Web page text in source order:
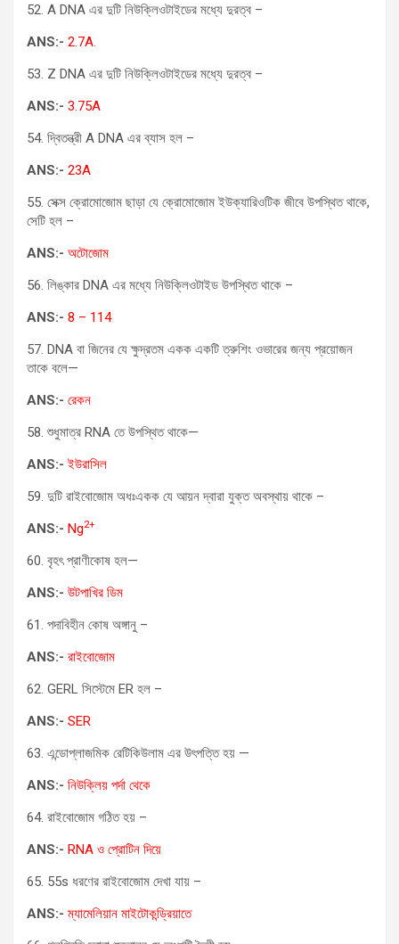
52. A DNA এর দুটি নিউক্লিওটাইডের মধ্যে দুরত্ব –
ANS:- 2.7A.
53. Z DNA এর দুটি নিউক্লিওটাইডের মধ্যে দুরত্ব –
ANS:- 3.75A
54. দ্বিতন্ত্রী A DNA এর ব্যাস হল –
ANS:- 23A
55. সেক্স ক্রোমোজোম ছাড়া যে ক্রোমোজোম ইউক্যারিওটিক জীবে উপস্থিত থাকে,
সেটি হল –
ANS:- অটোজোম
56. লিঙ্কার DNA এর মধ্যে নিউক্লিওটাইড উপস্থিত থাকে –
ANS:- 8 – 114
57. DNA বা জিনের যে ক্ষুদ্রতম একক একটি ত্রুশিং ওভারের জন্য প্রয়োজন
তাকে বলে—
ANS:- রেকন
58. শুধুমাত্র RNA তে উপস্থিত থাকে—
ANS:-ইউরাসিল
59. দুটি রাইবোজোম অধঃএকক যে আয়ন দ্বারা যুক্ত অবস্থায় থাকে –
ANS:- Ng2+
60. বৃহৎ প্রাণীকোষ হল—
ANS:- উটপাখির ডিম
61. পদাবিহীন কোষ অঙ্গানু –
ANS:- রাইবোজোম
62. GERL সিস্টেমে ER হল –
ANS:- SER
63. এন্ডোপ্লাজমিক রেটিকিউলাম এর উৎপত্তি হয় —
ANS:- নিউক্লিয় পর্দা থেকে
64. রাইবোজোম গঠিত হয় –
ANS:- RNA ও প্রোটিন দিয়ে
65. 55s ধরণের রাইবোজোম দেখা যায় –
ANS:-ম্যামেলিয়ান মাইটোকন্ড্রিয়াতে